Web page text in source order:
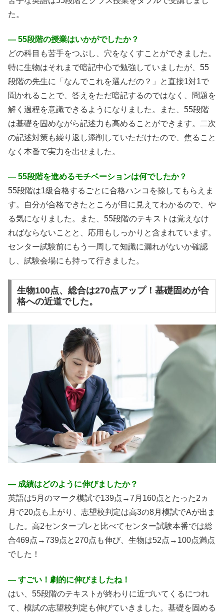
た。
― 55段階の授業はいかがでしたか？
どの科目も苦手をつぶし、穴をなくすことができました。
特に生物はそれまで暗記中心で勉強していましたが、55
段階の先生に「なんでこれを選んだの？」と直接1対1で
聞かれることで、答えをただ暗記するのではなく、問題を
解く過程を意識できるようになりました。また、55段階
は基礎を固めながら記述力も高めることができます。二次
の記述対策も繰り返し添削していただけたので、焦ること
なく本番で実力を出せました。
― 55段階を進めるモチベーションは何でしたか？
55段階は1級合格するごとに合格ハンコを捺してもらえま
す。自分が合格できたところが目に見えてわかるので、や
る気になりました。また、55段階のテキストは覚えなけ
ればならないことと、応用もしっかりと含まれています。
センター試験前にもう一周して知識に漏れがないか確認
し、試験会場にも持って行きました。
生物100点、総合は270点アップ！基礎固めが合
格への近道でした。
― 成績はどのように伸びましたか？
英語は5月のマーク模試で139点→7月160点とたった2ヵ
月で20点も上がり、志望校判定は高3の8月模試でAが出ま
した。高2センタープレと比べてセンター試験本番では総
合469点→739点と270点も伸び、生物は52点→100点満点
でした！
― すごい！劇的に伸びましたね！
はい、55段階のテキストが終わりに近づいてくるにつれ
て、模試の志望校判定も伸びていきました。基礎を固める